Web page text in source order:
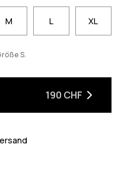
M L XL
S.
190 CHF